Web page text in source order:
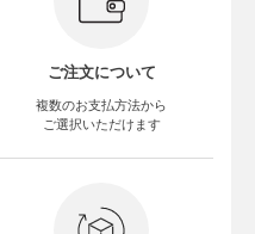
ご注文について
複数のお支払方法から
ご選択いただけます